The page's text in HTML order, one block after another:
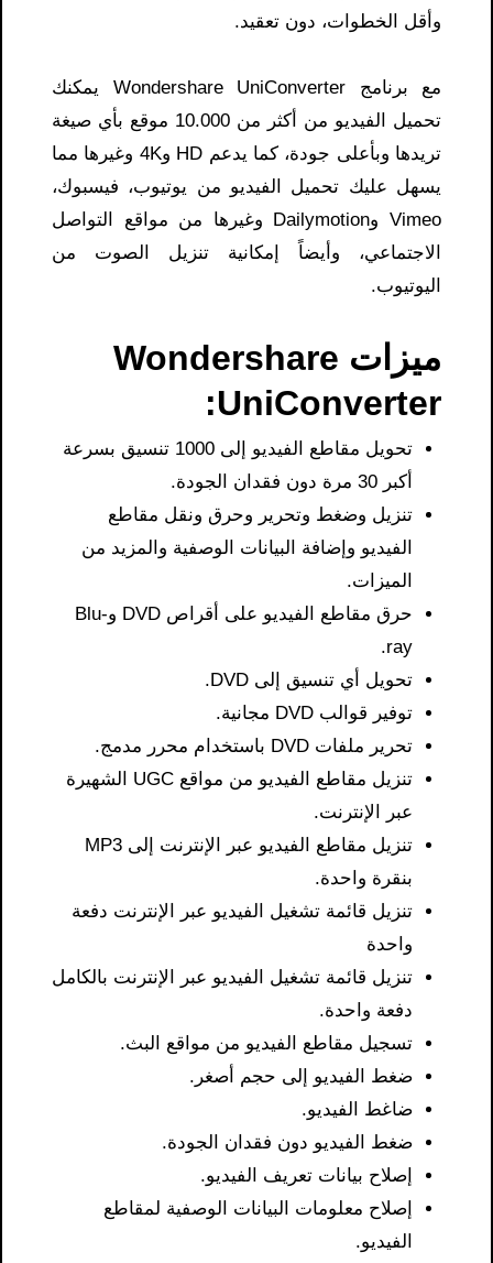
وأقل الخطوات، دون تعقيد.
مع برنامج Wondershare UniConverter يمكنك
تحميل الفيديو من أكثر من 10.000 موقع بأي صيغة
تريدها وبأعلى جودة، كما يدعم HD و4K وغيرها مما
يسهل عليك تحميل الفيديو من يوتيوب، فيسبوك،
Vimeo وDailymotion وغيرها من مواقع التواصل
الاجتماعي، وأيضاً إمكانية تنزيل الصوت من
اليوتيوب.
ميزات Wondershare
UniConverter:
تحويل مقاطع الفيديو إلى 1000 تنسيق بسرعة
أكبر 30 مرة دون فقدان الجودة.
تنزيل وضغط وتحرير وحرق ونقل مقاطع
الفيديو وإضافة البيانات الوصفية والمزيد من
الميزات.
حرق مقاطع الفيديو على أقراص DVD وBlu-
ray.
تحويل أي تنسيق إلى DVD.
توفير قوالب DVD مجانية.
تحرير ملفات DVD باستخدام محرر مدمج.
تنزيل مقاطع الفيديو من مواقع UGC الشهيرة
عبر الإنترنت.
تنزيل مقاطع الفيديو عبر الإنترنت إلى MP3
بنقرة واحدة.
تنزيل قائمة تشغيل الفيديو عبر الإنترنت دفعة
واحدة
تنزيل قائمة تشغيل الفيديو عبر الإنترنت بالكامل
دفعة واحدة.
تسجيل مقاطع الفيديو من مواقع البث.
ضغط الفيديو إلى حجم أصغر.
ضاغط الفيديو.
ضغط الفيديو دون فقدان الجودة.
إصلاح بيانات تعريف الفيديو.
إصلاح معلومات البيانات الوصفية لمقاطع
الفيديو.